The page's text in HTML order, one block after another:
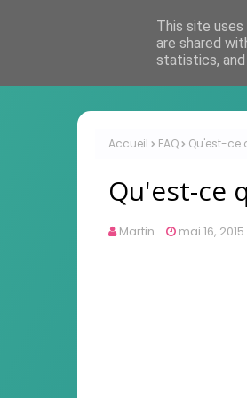
Accueil FAQ Qu'est-ce
Qu'est-ce
Martin mai 16, 2015
This site
are shared
statistics,